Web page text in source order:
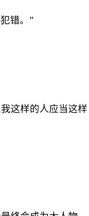
错。”
这样的人应当这样